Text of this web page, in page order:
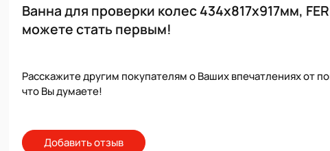
Ванна для проверки колес 434х817х917мм,
можете стать первым!
Расскажите другим покупателям о Ваших впечатлениях от
что Вы думаете!
Добавить отзыв